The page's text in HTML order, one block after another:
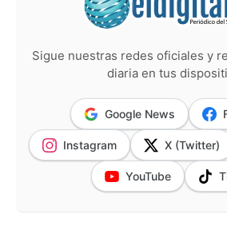
Sigue nuestras redes oficiales y
diaria en tus
Google News
Instagram X (Twitter)
YouTube